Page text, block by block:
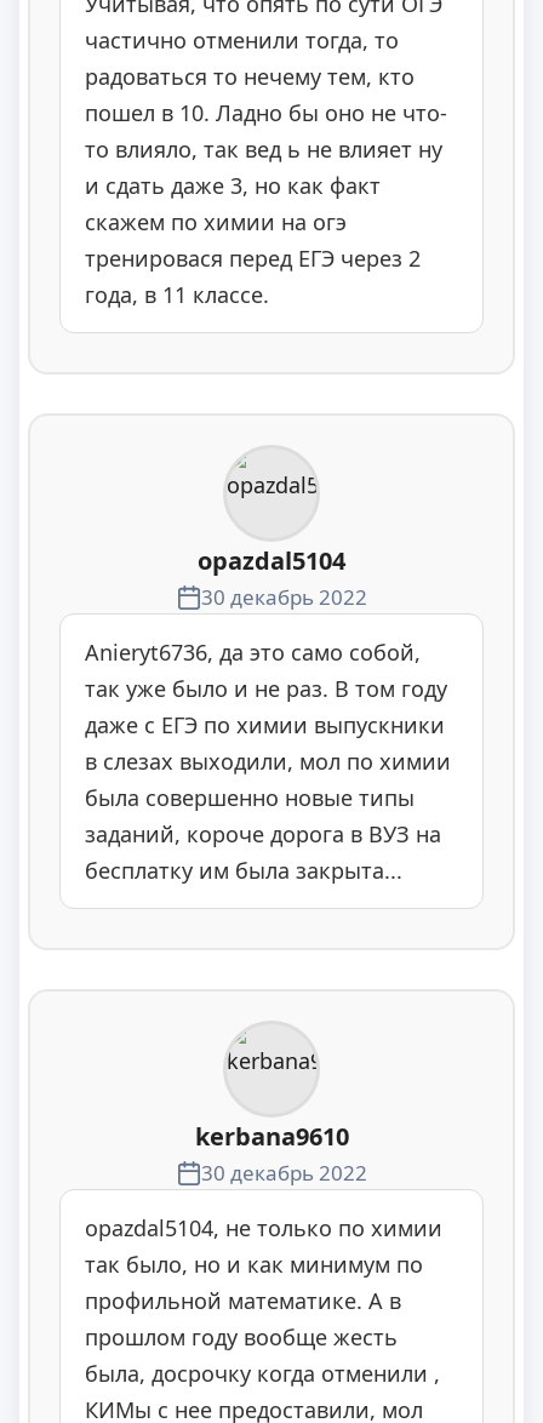
частично отменили тогда, то
радоваться то нечему тем, кто
пошел в 10. Ладно бы оно не что-
то влияло, так вед ь не влияет ну
и сдать даже 3, но как факт
скажем по химии на огэ
тренировася перед ЕГЭ через 2
года, в 11 классе.
opazdal5104
30 декабрь 2022
Anieryt6736, да это само собой,
так уже было и не раз. В том году
даже с ЕГЭ по химии выпускники
в слезах выходили, мол по химии
была совершенно новые типы
заданий, короче дорога в ВУЗ на
бесплатку им была закрыта...
kerbana9610
30 декабрь 2022
opazdal5104, не только по химии
так было, но и как минимум по
профильной математике. А в
прошлом году вообще жесть
была, досрочку когда отменили ,
КИМы с нее предоставили, мол